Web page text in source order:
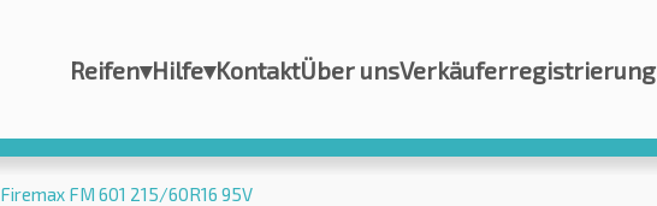
Reifen▾Hilfe▾KontaktÜber unsVerkäuferregistrierung
Firemax FM 601 215/60R16 95V